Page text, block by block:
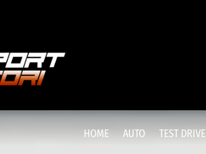
HOME AUTO TEST DRIVE